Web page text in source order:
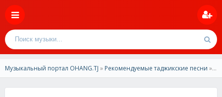
Музыкальный портал OHANG.TJ » Рекомендуемые таджикские песни » Akramjon Xotamov - Raqami 1 2024